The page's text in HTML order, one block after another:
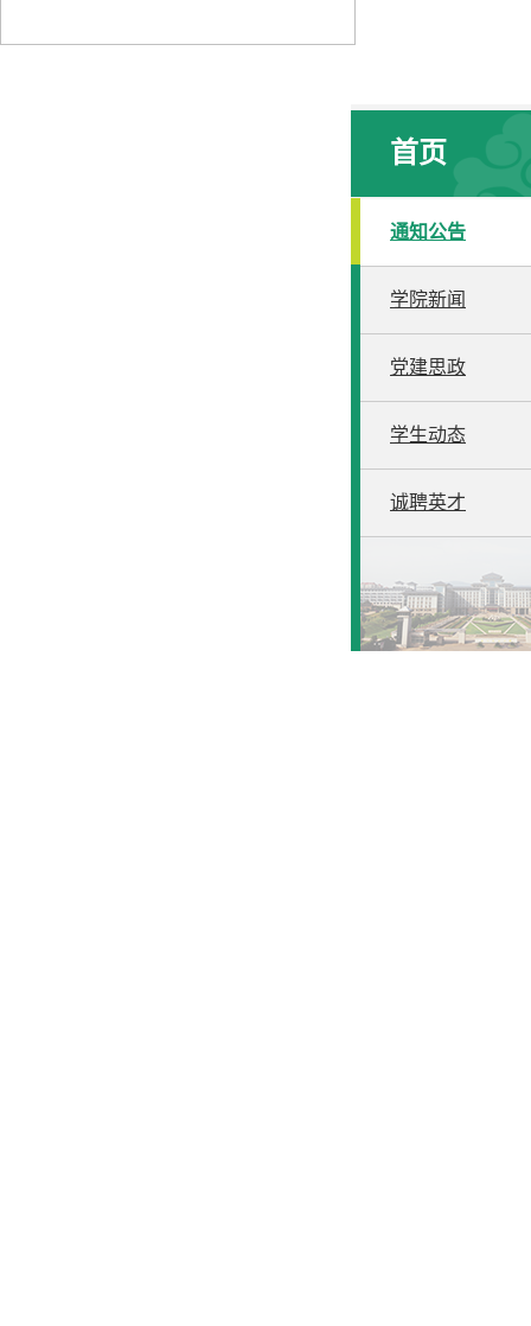
首页
通知公告
学院新闻
党建思政
学生动态
诚聘英才